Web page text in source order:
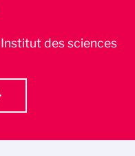
des sciences